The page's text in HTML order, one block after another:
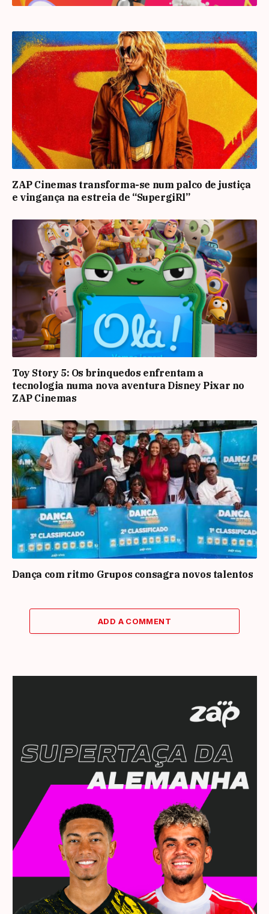
ZAP Cinemas transforma-se num palco de justiça
e vingança na estreia de “SupergiRl”
Toy Story 5: Os brinquedos enfrentam a
tecnologia numa nova aventura Disney Pixar no
ZAP Cinemas
Dança com ritmo Grupos consagra novos talentos
ADD A COMMENT